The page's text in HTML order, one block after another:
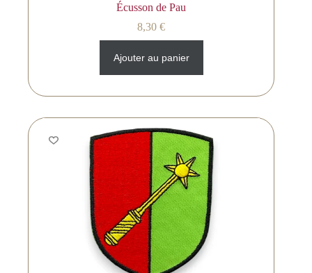
Écusson de Pau
8,30€
Ajouter au panier